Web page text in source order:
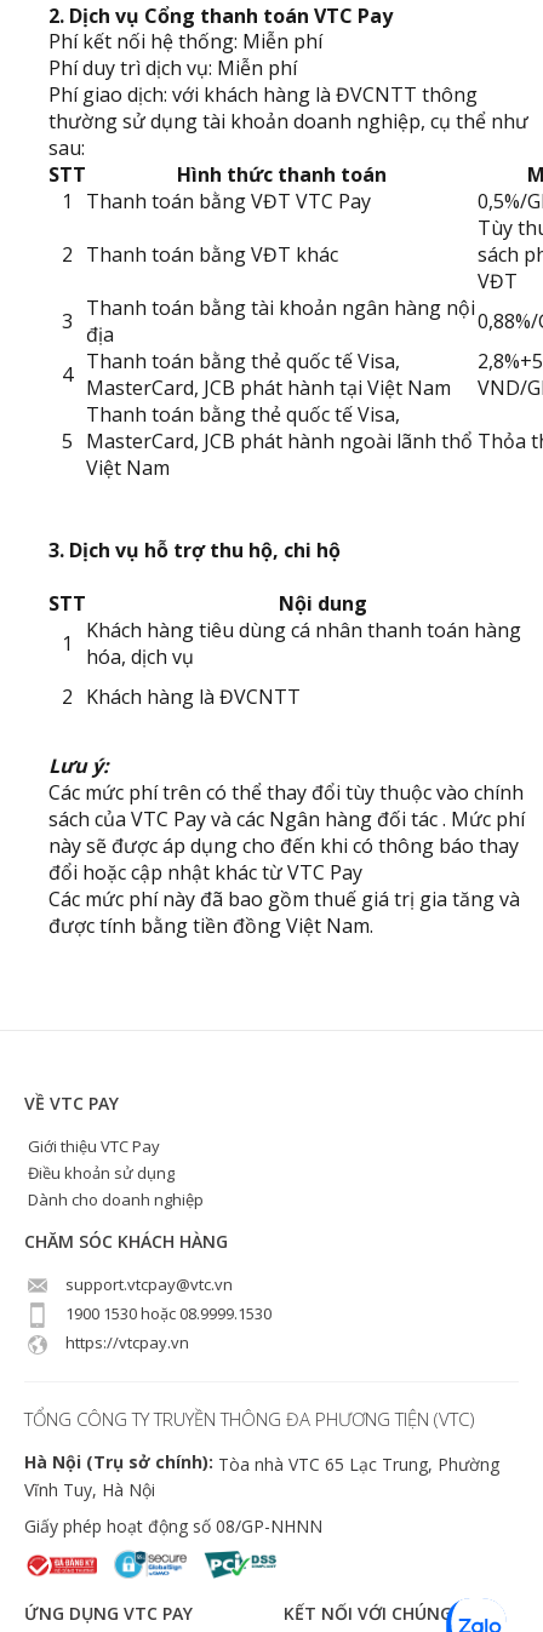
2. Dịch vụ Cổng thanh toán VTC Pay
Phí kết nối hệ thống: Miễn phí
Phí duy trì dịch vụ: Miễn phí
Phí giao dịch: với khách hàng là ĐVCNTT thông
thường sử dụng tài khoản doanh nghiệp, cụ thể như
sau:
STT
Hình thức thanh toán
1
Thanh toán bằng VĐT VTC Pay
0,5%/
2 Thanh toán bằng VĐT khác
Tùy
sách
VĐT
3 Thanh toán bằng tài khoản ngân hàng nội
địa
0,88%/
4 Thanh toán bằng thẻ quốc tế Visa,
MasterCard, JCB phát hành tại Việt Nam
VND/
5
Thanh toán bằng thẻ quốc tế Visa,
MasterCard, JCB phát hành ngoài lãnh thổ
Việt Nam
Thỏa
3. Dịch vụ hỗ trợ thu hộ, chi hộ
STT
Nội dung
1
Khách hàng tiêu dùng cá nhân thanh toán hàng
hóa, dịch vụ
2 Khách hàng là ĐVCNTT
Lưu ý:
Các mức phí trên có thể thay đổi tùy thuộc vào chính
sách của VTC Pay và các Ngân hàng đối tác . Mức phí
này sẽ được áp dụng cho đến khi có thông báo thay
đổi hoặc cập nhật khác từ VTC Pay
Các mức phí này đã bao gồm thuế giá trị gia tăng và
được tính bằng tiền đồng Việt Nam.
VỀ VTC PAY
Giới thiệu VTC Pay
Điều khoản sử dụng
Dành cho doanh nghiệp
CHĂM SÓC KHÁCH HÀNG
support.vtcpay@vtc.vn
1900 1530 hoặc 08.9999.1530
https://vtcpay.vn
TỔNG CÔNG TY TRUYỀN THÔNG ĐA PHƯƠNG TIỆN (VTC)
Hà Nội (Trụ sở chính): Tòa nhà VTC 65 Lạc Trung, Phường
Vĩnh Tuy, Hà Nội
Giấy phép hoạt động số 08/GP-NHNN
ỨNG DỤNG VTC PAY KẾT NỐI VỚI CHÚNG TÔI